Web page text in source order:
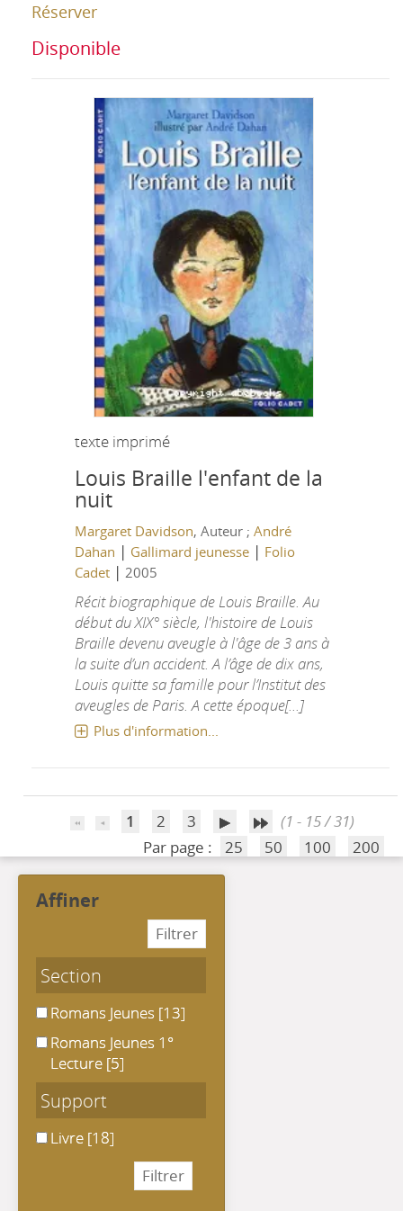
Réserver
Disponible
texte imprimé
Louis Braille l'enfant de la
nuit
Margaret Davidson, Auteur ; André
Dahan | Gallimard jeunesse| Folio
Cadet| 2005
Récit biographique de Louis Braille. Au
début du XIX° siècle, l'histoire de Louis
Braille devenu aveugle à l'âge de 3 ans à
la suite d’un accident. A l’âge de dix ans,
Louis quitte sa famille pour l’Institut des
aveugles de Paris. A cette époque[...]
Plus d'information...
1 2 3
(1 - 15 / 31)
Par page :
25 50 100 200
affiner
Section
Romans Jeunes
Romans Jeunes [13]
Romans Jeunes 1° Lecture
Romans Jeunes 1°
Lecture [5]
Support
LivreLivre [18]